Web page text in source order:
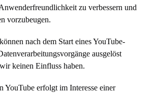
zu verbessern und
vorzubeugen.
nach dem Start eines YouTube-
ausgelöst
keinen Einfluss haben.
YouTube erfolgt im Interesse einer